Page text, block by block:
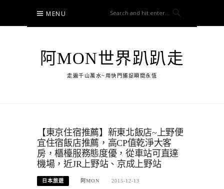
content
MENU
阿MON世界趴趴走
走遍千山萬水~用快門捕捉瞬間永恆
【東京住宿推薦】新東北飯店~上野便
宜住宿飯店推薦，高CP值乾淨大客
房，櫃檯服務態度優，從車站可直達
機場，近JR上野站、京成上野站
日本旅遊 阿MON 2015-12-13